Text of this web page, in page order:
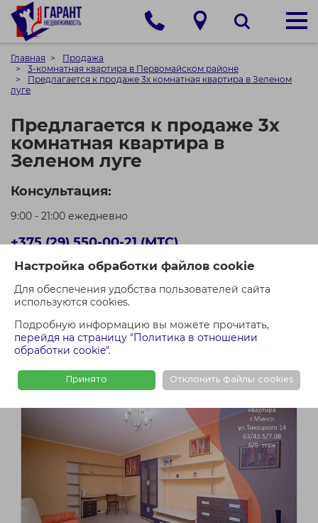
Настройка обработки файлов cookie
Для обеспечения удобства пользователей сайта
используются cookies.
Подробную информацию вы можете прочитать,
перейдя на страницу "Политика в отношении
обработки cookie".
Принято Отклонить файлы cookies
Главная
Продажа
3-комнатная квартира в Первомайском районе
Предлагается к продаже 3х комнатная квартира в Зеленом
луге
Предлагается к продаже 3х
комнатная квартира в
Зеленом луге
Консультация:
9:00 - 21:00 ежедневно
+375 (29) 550-00-21 (МТС)
+375 (44) 550-00-71 (A1)
Кол-во просмотров: 463